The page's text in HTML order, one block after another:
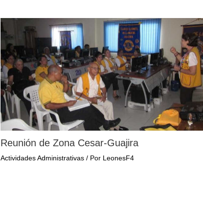
Reunión de Zona Cesar-Guajira
Actividades Administrativas / Por LeonesF4